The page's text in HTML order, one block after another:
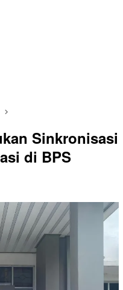
Sinkronisasi
di BPS